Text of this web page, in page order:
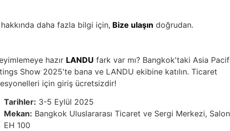
daha fazla bilgi için, Bize ulaşın doğrudan.
hazır LANDU fark var mı? Bangkok'taki Asia
Show 2025'te bana ve LANDU ekibine katılın. Ticaret
için giriş ücretsizdir!
Tarihler: 3-5 Eylül 2025
Mekan: Bangkok Uluslararası Ticaret ve Sergi Merkezi, Salon
EH 100